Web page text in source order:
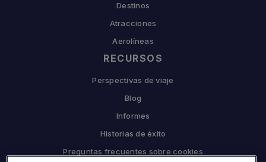
Destinos
Atracciones
Aerolíneas
RECURSOS
Perspectivas de viaje
Blog
Informes
Historias de éxito
Preguntas frecuentes sobre cookies